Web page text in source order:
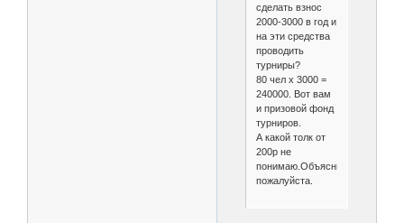
сделать взнос
2000-3000 в год и
на эти средства
проводить
турниры?
80 чел х 3000 =
240000. Вот вам
и призовой фонд
турниров.
А какой толк от
200р не
понимаю.Объясните
пожалуйста.